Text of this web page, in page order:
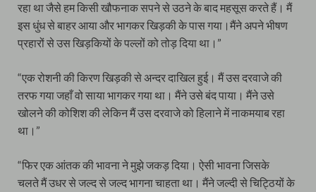
रहा था जैसे हम किसी खौफनाक सपने से उठने के बाद महसूस करते हैं। मैं
इस धुंध से बाहर आया और भागकर खिड़की के पास गया।मैंने अपने भीषण
प्रहारों से उस खिड़कियों के पल्लों को तोड़ दिया था।”
“एक रोशनी की किरण खिड़की से अन्दर दाखिल हुई। मैं उस दरवाजे की
तरफ गया जहाँ वो साया भागकर गया था। मैंने उसे बंद पाया। मैंने उसे
खोलने की कोशिश की लेकिन मैं उस दरवाजे को हिलाने में नाकमयाब रहा
था।”
“फिर एक आंतक की भावना ने मुझे जकड़ दिया। ऐसी भावना जिसके
चलते मैं उधर से जल्द से जल्द भागना चाहता था। मैंने जल्दी से चिट्ठियों के